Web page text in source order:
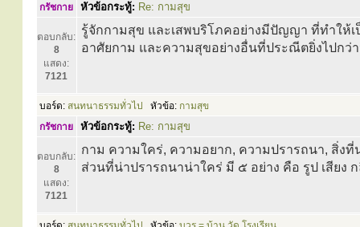
กรัชกาย
หัวข้อกระทู้: Re: กามสุข
ตอบกลับ:
8
แสดง:
7121
รู้จักกามสุข และเสพบริโภคอย่างมีปัญญา ที่ทำให้
อาศัยกาม และความสุขอย่างอื่นที่ประณีตยิ่งไปกว่
บอร์ด: สนทนาธรรมทั่วไป หัวข้อ: กามสุข
กรัชกาย
หัวข้อกระทู้: Re: กามสุข
ตอบกลับ:
8
แสดง:
7121
กาม ความใคร่, ความอยาก, ความปรารถนา, สิ่ง
ส่วนที่น่าปรารถนาน่าใคร่ มี ๕ อย่าง คือ รูป เสียง